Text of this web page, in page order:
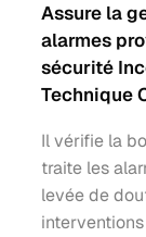
Assure la
alarmes
sécurité
Technique
Il vérifie la
traite les
levée de